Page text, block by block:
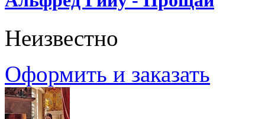
Неизвестно
Оформить и заказать